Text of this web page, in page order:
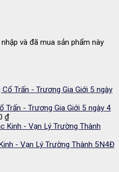
và đã mua sản phẩm này
Trấn - Trương Gia Giới 5 ngày 4
₫
- Vạn Lý Trường Thành 5N4Đ